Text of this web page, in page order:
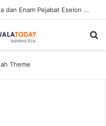
Wako Pekanbaru Lantik Sekda dan Enam Pejabat Eselon Lainnya